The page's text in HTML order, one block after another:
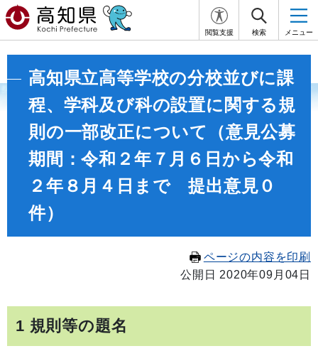
閲覧支援 検索 メニュー
高知県立高等学校の分校並びに課
程、学科及び科の設置に関する規
則の一部改正について（意見公募
期間：令和２年７月６日から令和
２年８月４日まで 提出意見０
件）
ページの内容を印刷
公開日 2020年09月04日
1 規則等の題名